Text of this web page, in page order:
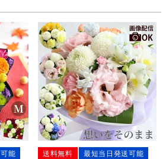
能 送料無料 最短当日発送可能